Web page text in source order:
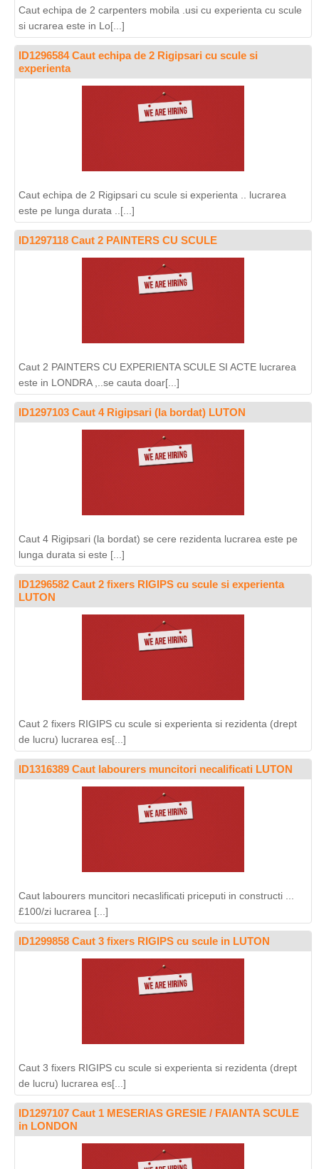
Caut echipa de 2 carpenters mobila .usi cu experienta cu scule
si ucrarea este in Lo[...]
ID1296584 Caut echipa de 2 Rigipsari cu scule si
experienta
Caut echipa de 2 Rigipsari cu scule si experienta .. lucrarea
este pe lunga durata ..[...]
ID1297118 Caut 2 PAINTERS CU SCULE
Caut 2 PAINTERS CU EXPERIENTA SCULE SI ACTE lucrarea
este in LONDRA ,..se cauta doar[...]
ID1297103 Caut 4 Rigipsari (la bordat) LUTON
Caut 4 Rigipsari (la bordat) se cere rezidenta lucrarea este pe
lunga durata si este [...]
ID1296582 Caut 2 fixers RIGIPS cu scule si experienta
LUTON
Caut 2 fixers RIGIPS cu scule si experienta si rezidenta (drept
de lucru) lucrarea es[...]
ID1316389 Caut labourers muncitori necalificati LUTON
Caut labourers muncitori necaslificati priceputi in constructi ...
£100/zi lucrarea [...]
ID1299858 Caut 3 fixers RIGIPS cu scule in LUTON
Caut 3 fixers RIGIPS cu scule si experienta si rezidenta (drept
de lucru) lucrarea es[...]
ID1297107 Caut 1 MESERIAS GRESIE / FAIANTA SCULE
in LONDON